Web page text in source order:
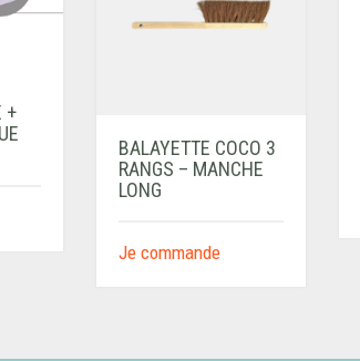
+
BALAYETTE COCO 3
RANGS – MANCHE
LONG
Je commande